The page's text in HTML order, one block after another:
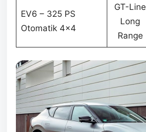
EV6 – 325 PS
Otomatik 4×4
GT-Line
Long
Range